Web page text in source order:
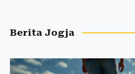
Berita Jogja